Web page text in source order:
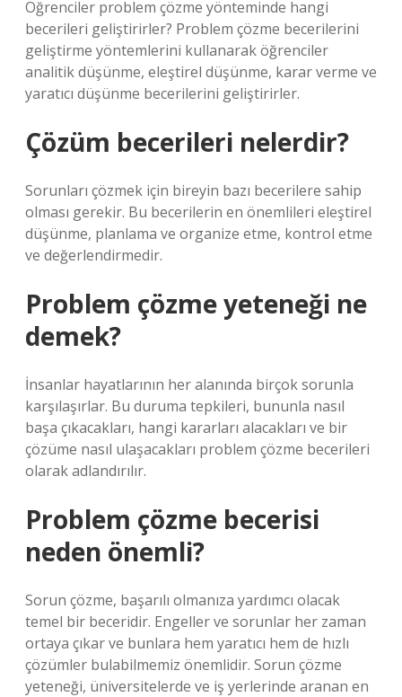
Öğrenciler problem çözme yönteminde hangi
becerileri geliştirirler? Problem çözme becerilerini
geliştirme yöntemlerini kullanarak öğrenciler
analitik düşünme, eleştirel düşünme, karar verme ve
yaratıcı düşünme becerilerini geliştirirler.
Çözüm becerileri nelerdir?
Sorunları çözmek için bireyin bazı becerilere sahip
olması gerekir. Bu becerilerin en önemlileri eleştirel
düşünme, planlama ve organize etme, kontrol etme
ve değerlendirmedir.
Problem çözme yeteneği ne
demek?
İnsanlar hayatlarının her alanında birçok sorunla
karşılaşırlar. Bu duruma tepkileri, bununla nasıl
başa çıkacakları, hangi kararları alacakları ve bir
çözüme nasıl ulaşacakları problem çözme becerileri
olarak adlandırılır.
Problem çözme becerisi
neden önemli?
Sorun çözme, başarılı olmanıza yardımcı olacak
temel bir beceridir. Engeller ve sorunlar her zaman
ortaya çıkar ve bunlara hem yaratıcı hem de hızlı
çözümler bulabilmemiz önemlidir. Sorun çözme
yeteneği, üniversitelerde ve iş yerlerinde aranan en